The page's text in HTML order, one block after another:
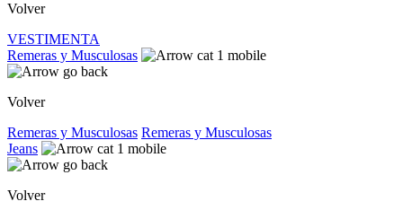
Volver
VESTIMENTA
Remeras y Musculosas
Volver
Remeras y Musculosas Remeras y Musculosas
Jeans
Volver